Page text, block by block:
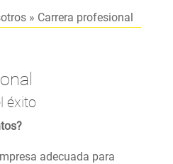
» Carrera profesional
éxito
adecuada para